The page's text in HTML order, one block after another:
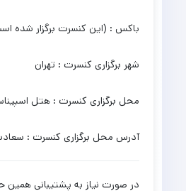
باکس : (این کنسرت برگزار شده
شهر برگزاری کنسرت : تهران
محل برگزاری کنسرت : هتل
آدرس محل برگزاری کنسرت : سعادت
در صورت نیاز به پشتیبانی همین